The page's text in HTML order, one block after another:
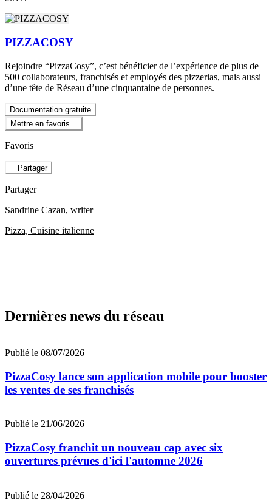
PIZZACOSY
Rejoindre “PizzaCosy”, c’est bénéficier de l’expérience de plus de
500 collaborateurs, franchisés et employés des pizzerias, mais aussi
d’une tête de Réseau d’une cinquantaine de personnes.
Documentation gratuite
Mettre en favoris
Favoris
Partager
Partager
Sandrine Cazan, writer
Pizza, Cuisine italienne
Dernières news du réseau
Publié le 08/07/2026
PizzaCosy lance son application mobile pour booster
les ventes de ses franchisés
Publié le 21/06/2026
PizzaCosy franchit un nouveau cap avec six
ouvertures prévues d'ici l'automne 2026
Publié le 28/04/2026